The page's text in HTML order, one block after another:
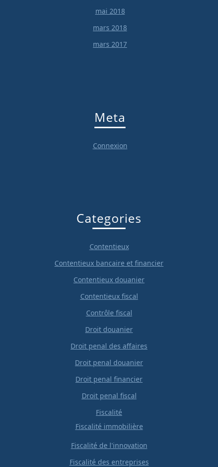
mai 2018
mars 2018
mars 2017
Meta
Connexion
Categories
Contentieux
Contentieux bancaire et financier
Contentieux douanier
Contentieux fiscal
Contrôle fiscal
Droit douanier
Droit penal des affaires
Droit penal douanier
Droit penal financier
Droit penal fiscal
Fiscalité
Fiscalité immobilière
Fiscalité de l'innovation
Fiscalité des entreprises